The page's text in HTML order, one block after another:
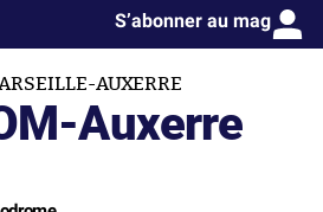
S’abonner au mag
AUXERRE
Auxerre